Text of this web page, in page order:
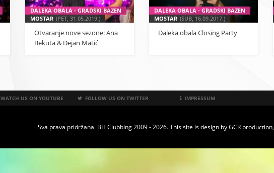
DALEKA OBALA - GRADSKI BAZEN
MOSTAR (PET, 31.05.2019.)
Otvaranje nove sezone: Ana
Bekuta & Dejan Matić
DALEKA OBALA - GRADSKI BAZEN
MOSTAR (SUB, 16.09.2017.)
Daleka obala Closing Party
WATCH US ON YOUTUBE FOLLOW US ON TWITTER IMPRESSUM
Sva prava pridržana. BH Clubbing 2009 - 2026. This site is design byGCR production